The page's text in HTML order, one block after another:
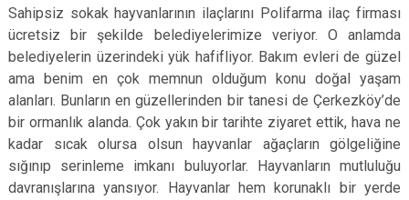
Sahipsiz sokak hayvanlarının ilaçlarını Polifarma ilaç firması
ücretsiz bir şekilde belediyelerimize veriyor. O anlamda
belediyelerin üzerindeki yük hafifliyor. Bakım evleri de güzel
ama benim en çok memnun olduğum konu doğal yaşam
alanları. Bunların en güzellerinden bir tanesi de Çerkezköy’de
bir ormanlık alanda. Çok yakın bir tarihte ziyaret ettik, hava ne
kadar sıcak olursa olsun hayvanlar ağaçların gölgeliğine
sığınıp serinleme imkanı buluyorlar. Hayvanların mutluluğu
davranışlarına yansıyor. Hayvanlar hem korunaklı bir yerde